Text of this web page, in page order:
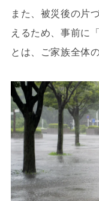
また、被災後の片
えるため、事前に
とは、ご家族全体